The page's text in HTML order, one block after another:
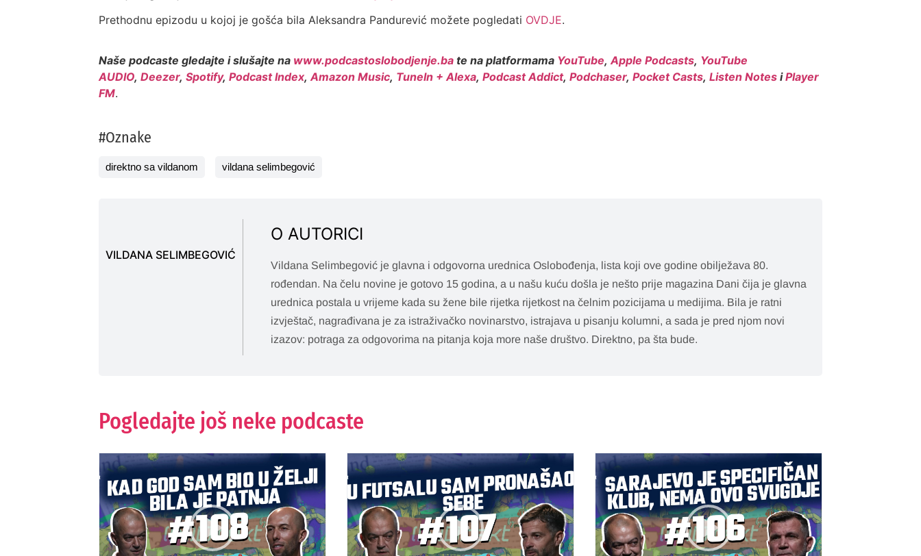
Prethodnu epizodu u kojoj je gošća bila Aleksandra Pandurević možete pogledati OVDJE.
Naše podcaste gledajte i slušajte na www.podcastoslobodjenje.bate na platformama YouTube,Apple Podcasts, YouTube
AUDIO,Deezer,Spotify,Podcast Index,Amazon Music, TuneIn + Alexa,Podcast Addict,Podchaser,Pocket Casts,Listen Notes iPlayer
FM.
#Oznake
direktno sa vildanom vildana selimbegović
VILDANA SELIMBEGOVIĆ
O AUTORICI
Vildana Selimbegović je glavna i odgovorna urednica Oslobođenja, lista koji ove godine obilježava 80.
rođendan. Na čelu novine je gotovo 15 godina, a u našu kuću došla je nešto prije magazina Dani čija je glavna
urednica postala u vrijeme kada su žene bile rijetka rijetkost na čelnim pozicijama u medijima. Bila je ratni
izvještač, nagrađivana je za istraživačko novinarstvo, istrajava u pisanju kolumni, a sada je pred njom novi
izazov: potraga za odgovorima na pitanja koja more naše društvo. Direktno, pa šta bude.
Pogledajte još neke podcaste